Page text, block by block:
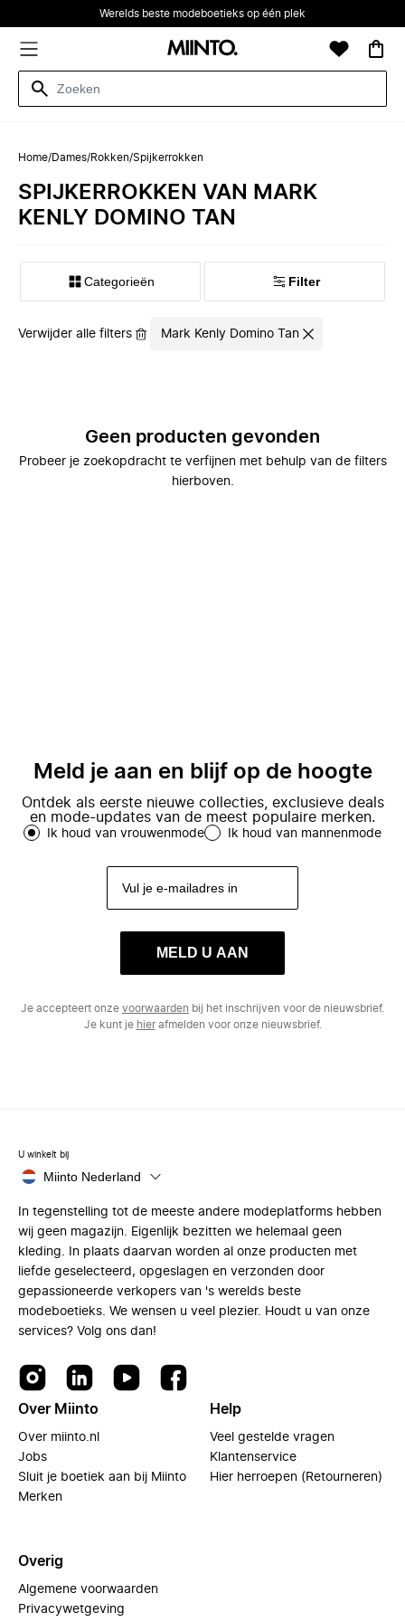
Werelds beste modeboetieks op één plek
Home/Dames/Rokken/Spijkerrokken
SPIJKERROKKEN VAN MARK
KENLY DOMINO TAN
Categorieën Filter
Verwijder alle filters Mark Kenly Domino Tan
Geen producten gevonden
Probeer je zoekopdracht te verfijnen met behulp van de filters
hierboven.
Meld je aan en blijf op de hoogte
Ontdek als eerste nieuwe collecties, exclusieve deals
en mode-updates van de meest populaire merken.
Ik houd van vrouwenmode Ik houd van mannenmode
MELD U AAN
Je accepteert onze voorwaarden bij het inschrijven voor de nieuwsbrief.
Je kunt je hierafmelden voor onze nieuwsbrief.
U winkelt bij
Miinto Nederland
In tegenstelling tot de meeste andere modeplatforms hebben
wij geen magazijn. Eigenlijk bezitten we helemaal geen
kleding. In plaats daarvan worden al onze producten met
liefde geselecteerd, opgeslagen en verzonden door
gepassioneerde verkopers van 's werelds beste
modeboetieks. We wensen u veel plezier. Houdt u van onze
services? Volg ons dan!
Over Miinto
Over miinto.nl
Jobs
Sluit je boetiek aan bij Miinto
Merken
Help
Veel gestelde vragen
Klantenservice
Hier herroepen (Retourneren)
Overig
Algemene voorwaarden
Privacywetgeving